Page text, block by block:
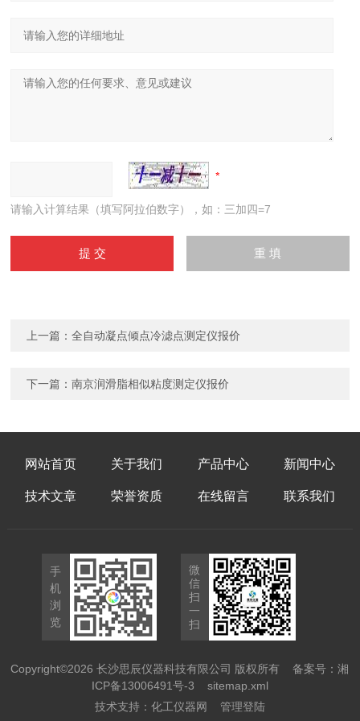
请输入计算结果（填写阿拉伯数字），如：三加四=7
上一篇：全自动凝点倾点冷滤点测定仪报价
下一篇：南京润滑脂相似粘度测定仪报价
网站首页 关于我们 产品中心 新闻中心
技术文章 荣誉资质 在线留言 联系我们
手
机
浏
览
微
信
扫
一
扫
Copyright©2026 长沙思辰仪器科技有限公司 版权所有备案号：湘
ICP备13006491号-3
sitemap.xml
技术支持： 化工仪器网 管理登陆